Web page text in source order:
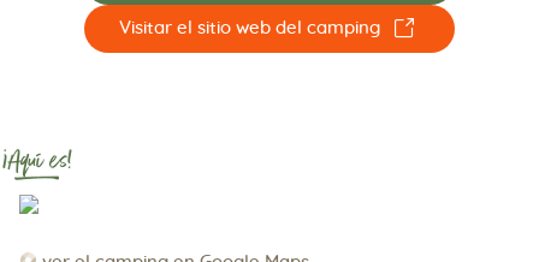
Visitar el sitio web del camping ☐
¡Aquí es!